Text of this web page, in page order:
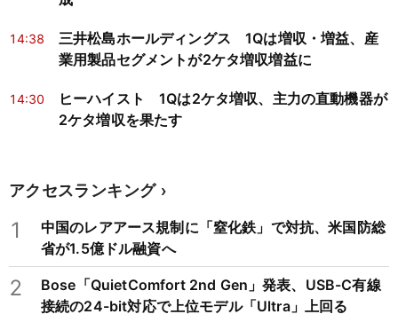
14:38
三井松島ホールディングス 1Qは増収・増益、産
業用製品セグメントが2ケタ増収増益に
14:30
ヒーハイスト 1Qは2ケタ増収、主力の直動機器が
2ケタ増収を果たす
アクセスランキング
1
中国のレアアース規制に「窒化鉄」で対抗、米国防総
省が1.5億ドル融資へ
2
Bose「QuietComfort 2nd Gen」発表、USB-C有線
接続の24-bit対応で上位モデル「Ultra」上回る